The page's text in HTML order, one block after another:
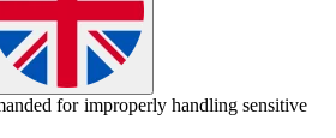
for improperly handling sensitive